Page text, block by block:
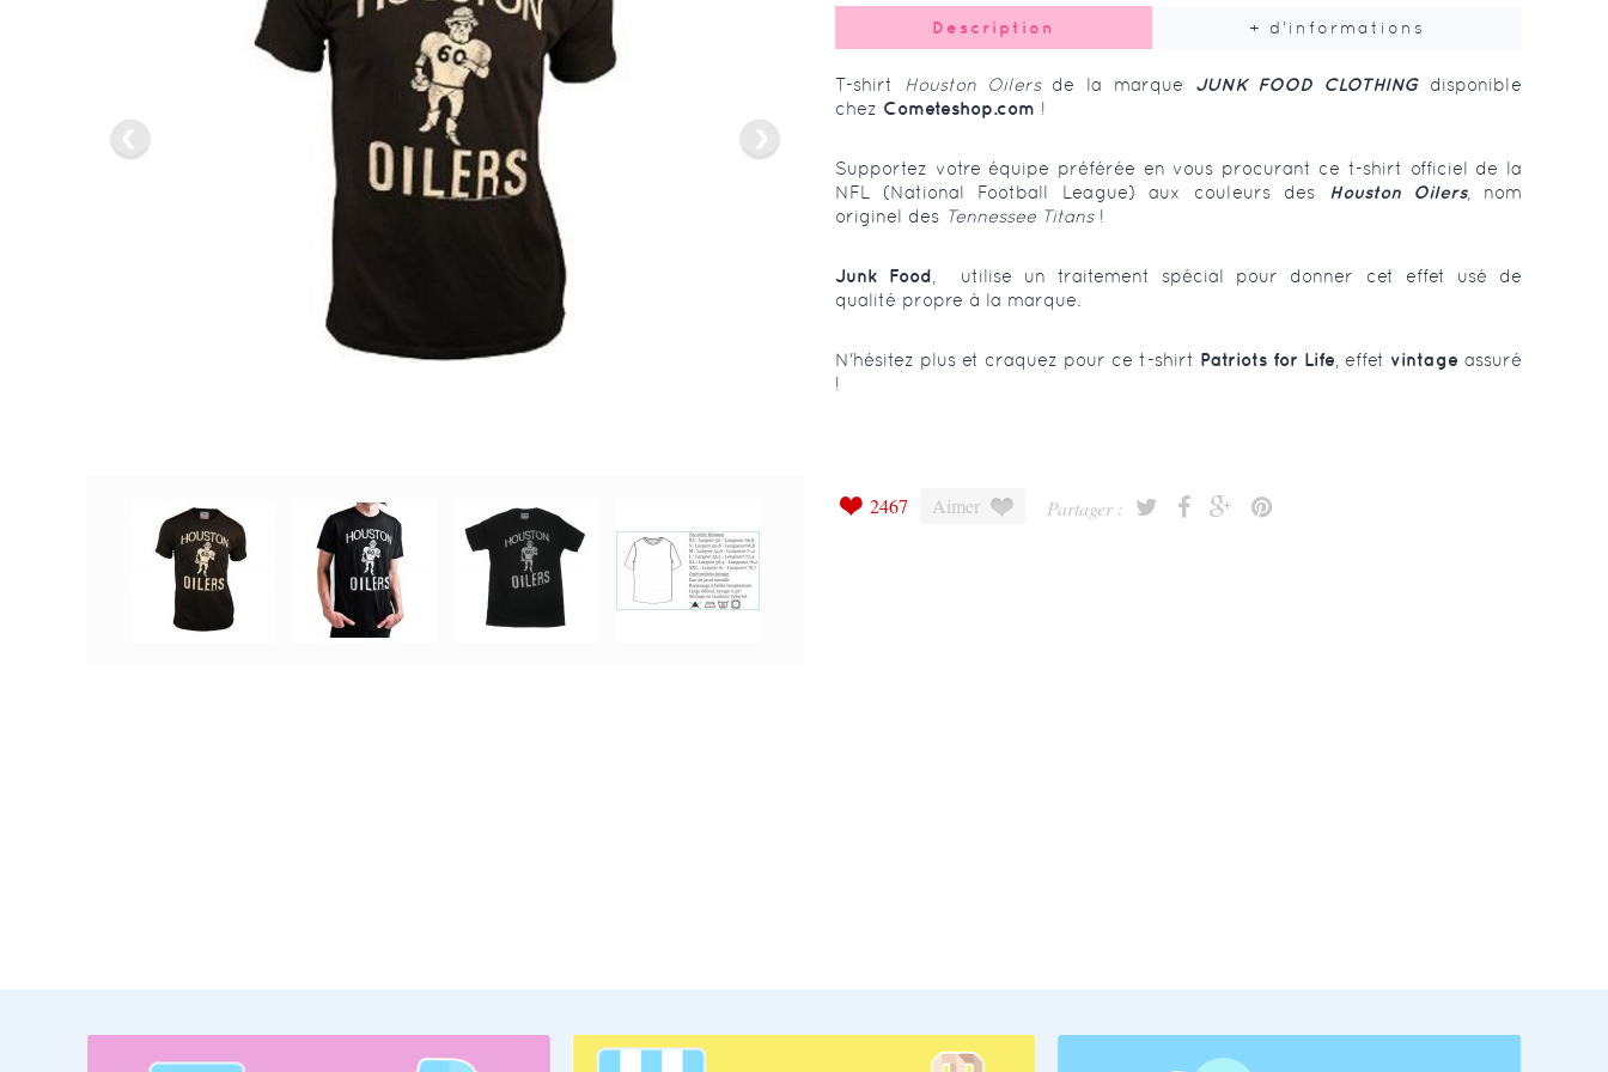
Description + d'informations
T-shirt Houston Oilersde la marque JUNK FOOD CLOTHING
disponible
chez Cometeshop.com !
Supportez votre équipe préférée en vous procurant ce t-shirt officiel de la
NFL (National Football League) aux couleurs des
Houston Oilers, nom
originel des Tennessee Titans!
Junk Food , utilise un traitement spécial pour donner cet effet usé de
qualité propre à la marque.
N'hésitez plus et craquez pour ce t-shirt Patriots for Life , effet vintage assuré
!
Partager :
Aimer
2467